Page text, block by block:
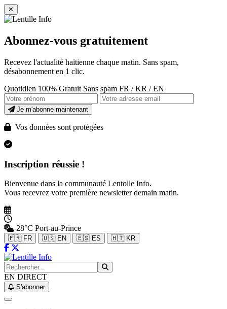
✕
Abonnez-vous gratuitement
Recevez l'actualité haïtienne chaque matin. Sans spam,
désabonnement en 1 clic.
Quotidien 100% Gratuit Sans spam FR / KR / EN
Je m'abonne maintenant
Vos données sont protégées
Inscription réussie !
Bienvenue dans la communauté Lentolle Info.
Vous recevrez votre première newsletter demain matin.
28°C Port-au-Prince
🇫🇷 FR 🇺🇸 EN 🇪🇸 ES 🇭🇹 KR
EN DIRECT
S'abonner